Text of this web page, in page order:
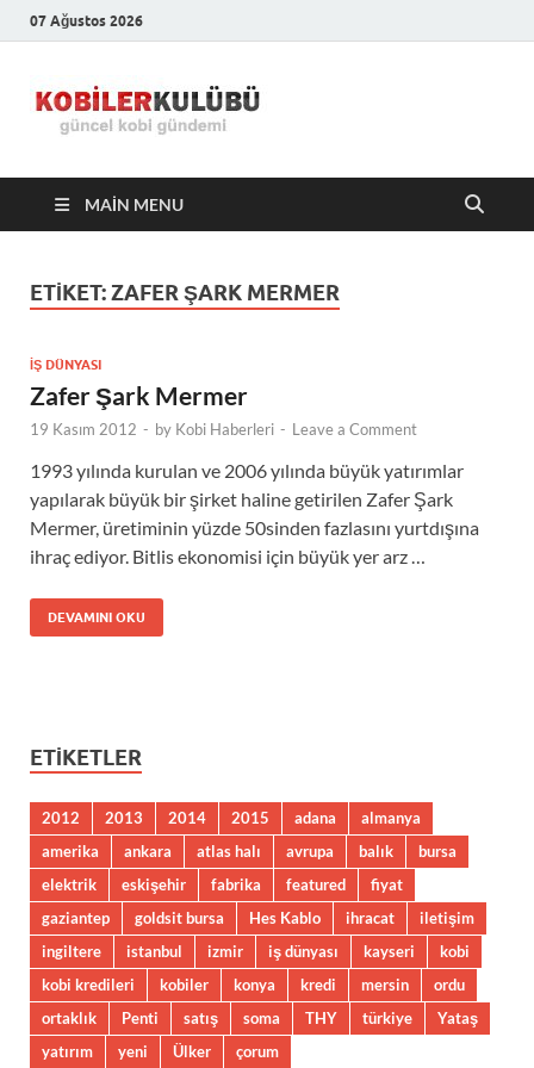
07 Ağustos 2026
Kulübü –
En Güncel
Kobi
MAIN MENU
ETIKET:ZAFER ŞARK MERMER
İŞ DÜNYASI
Zafer Şark Mermer
19 Kasım 2012 - by Kobi Haberleri - Leave a Comment
1993 yılında kurulan ve 2006 yılında büyük yatırımlar
yapılarak büyük bir şirket haline getirilen Zafer Şark
Mermer, üretiminin yüzde 50sinden fazlasını yurtdışına
ihraç ediyor. Bitlis ekonomisi için büyük yer arz …
DEVAMINI OKU
ETIKETLER
2012 2013 2014 2015 adana
almanya
amerika
ankara atlas halı avrupa balık
bursa
elektrik
eskişehir fabrika featured
fiyat
gaziantep
goldsit bursa Hes Kablo ihracat
iletişim
ingiltere
istanbul izmir iş dünyası kayseri
kobi
kobi kredileri
kobiler konya kredi mersin
ordu
ortaklık
Penti satış soma THY türkiye
Yataş
yatırım
yeni Ülker çorum